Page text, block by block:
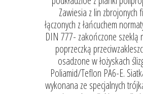
Zawiesia z lin zbrojonych
łączonych z łańcuchem
DIN 777- zakończone szeklą
poprzeczką
osadzone w łożyskach
Poliamid/Teflon PA6-E.
wykonana ze specjalnych